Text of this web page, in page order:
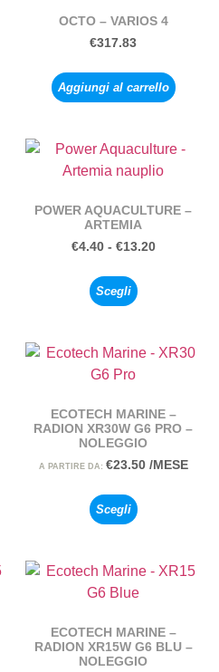
OCTO – VARIOS 4
€317.83
Aggiungi al carrello
POWER AQUACULTURE –
ARTEMIA
€4.40 - €13.20
Scegli
ECOTECH MARINE –
RADION XR30W G6 PRO –
NOLEGGIO
A PARTIRE DA: €23.50 /MESE
Scegli
ECOTECH MARINE –
RADION XR15W G6 BLU –
NOLEGGIO